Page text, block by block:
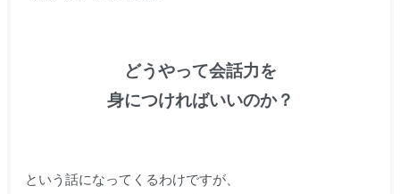
どうやって会話力を
身につければいいのか？
という話になってくるわけですが、